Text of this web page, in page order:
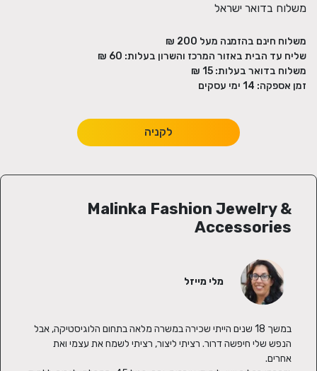
משלוח בדואר ישראל
משלוח חינם בהזמנה מעל 200
₪
שליח עד הבית באזור המרכז והשרון בעלות:
משלוח בדואר בעלות:
זמן אספקה: 14 ימי עסקים
לקניה
Malinka Fashion Jewelry &
Accessories
מלי מייזל